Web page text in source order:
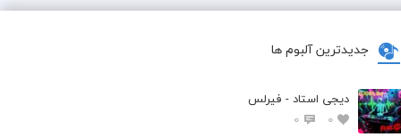
جدیدترین آلبوم ها
دیجی استاد - فیرلس
0
0